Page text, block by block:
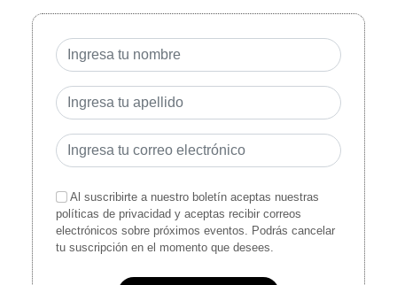
Al suscribirte a nuestro boletín aceptas nuestras
políticas de privacidad y aceptas recibir correos
electrónicos sobre próximos eventos. Podrás cancelar
tu suscripción en el momento que desees.